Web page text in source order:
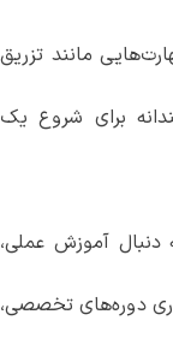
مانند تزریق
برای شروع یک
آموزش عملی،
دوره‌های تخصصی،